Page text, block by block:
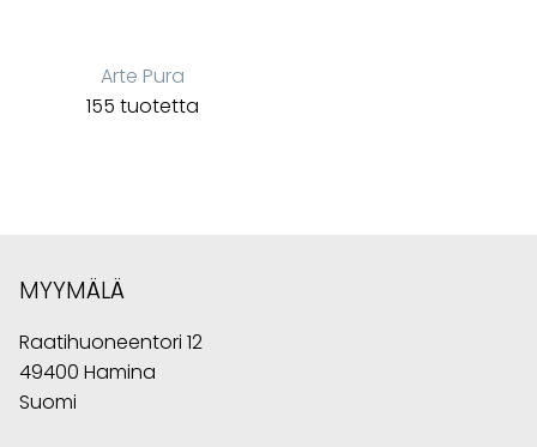
Arte Pura
155 tuotetta
MYYMÄLÄ
Raatihuoneentori 12
49400 Hamina
Suomi